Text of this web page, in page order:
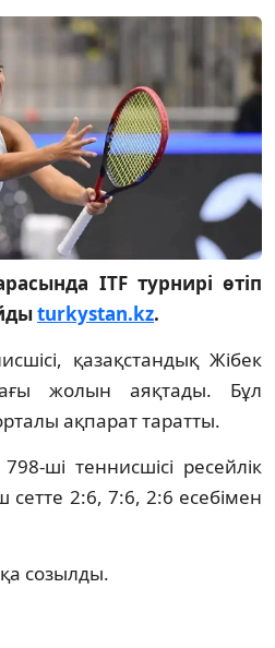
ITF турнирі өтіп
turkystan.kz.
қазақстандық Жібек
жолын аяқтады. Бұл
ақпарат таратты.
ші теннисшісі ресейлік
2:6, 7:6, 2:6 есебімен
созылды.